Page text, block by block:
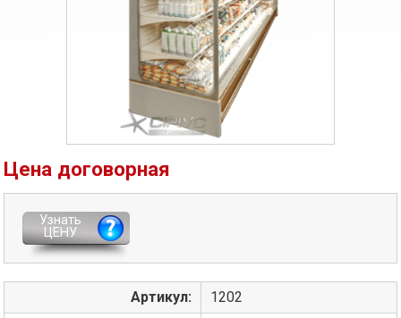
Цена договорная
Узнать
ЦЕНУ
Артикул:
1202